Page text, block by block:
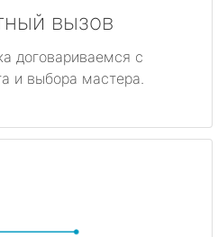
вызов
договариваемся с
и выбора мастера.